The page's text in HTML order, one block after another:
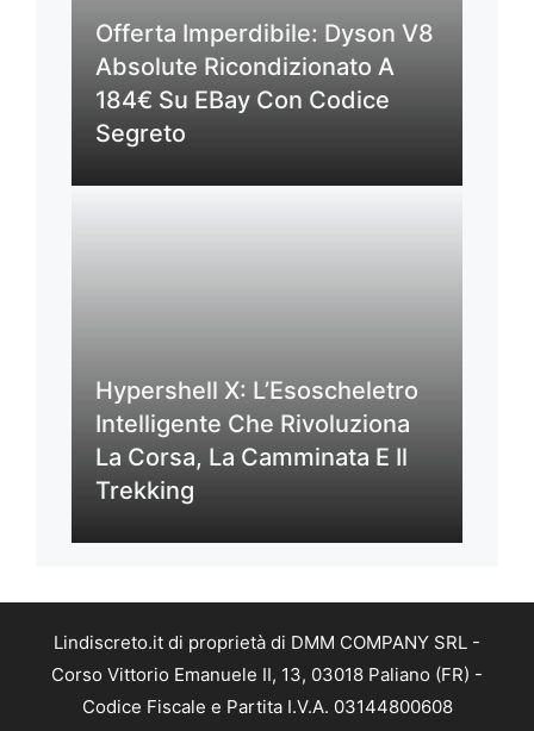
Offerta Imperdibile: Dyson V8
Absolute Ricondizionato A
184€ Su EBay Con Codice
Segreto
Hypershell X: L’Esoscheletro
Intelligente Che Rivoluziona
La Corsa, La Camminata E Il
Trekking
Lindiscreto.it di proprietà di DMM COMPANY SRL -
Corso Vittorio Emanuele II, 13, 03018 Paliano (FR) -
Codice Fiscale e Partita I.V.A. 03144800608